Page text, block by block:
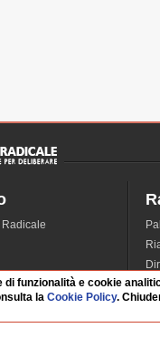
di funzionalità e cookie
laCookie Policy.